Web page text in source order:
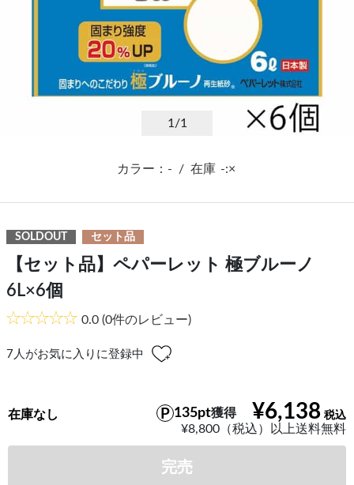
1/1
カラー：- / 在庫 -:×
SOLDOUT セット品
【セット品】ペパーレット 極ブルーノ
6L×6個
0.0 (0件のレビュー)
7 人がお気に入りに登録中
¥6,138
135pt獲得
¥8,800（税込）以上送料無料
在庫なし
完売